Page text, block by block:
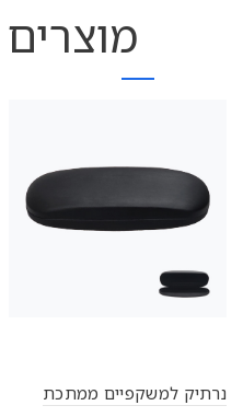
נרתיק למשקפיים ממתכת